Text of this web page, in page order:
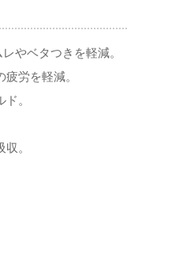
やベタつきを軽減。
労を軽減。
。
。